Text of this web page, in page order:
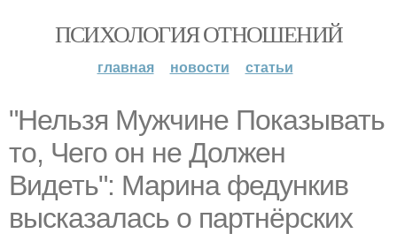
ПСИХОЛОГИЯ ОТНОШЕНИЙ
главная новости статьи
"Нельзя Мужчине Показывать
то, Чего он не Должен
Видеть": Марина федункив
высказалась о партнёрских